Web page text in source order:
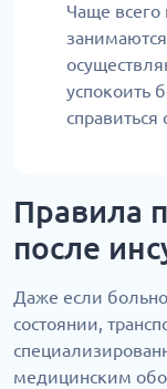
Чаще всего
успокоить
Правила
после
Даже если
состоянии,
медицинским